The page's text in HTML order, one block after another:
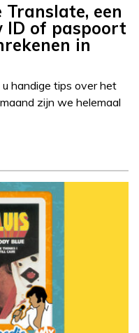
een
ID of paspoort
in
handige tips over het
zijn we helemaal